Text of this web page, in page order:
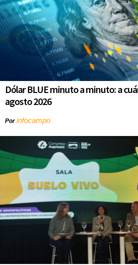
Dólar BLUE minuto a minuto: a
agosto 2026
Porinfocampo